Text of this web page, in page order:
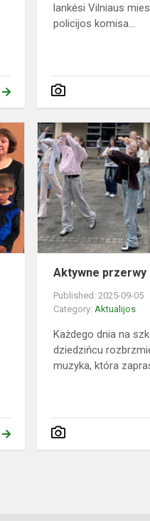
lankėsi Vilniaus
policijos komisa...
Tarptautinė
taško
diena
Aktywne przerwy
Published: 2025-09-05
Category:Aktualijos
Każdego dnia na
dziedzińcu
muzyka, która